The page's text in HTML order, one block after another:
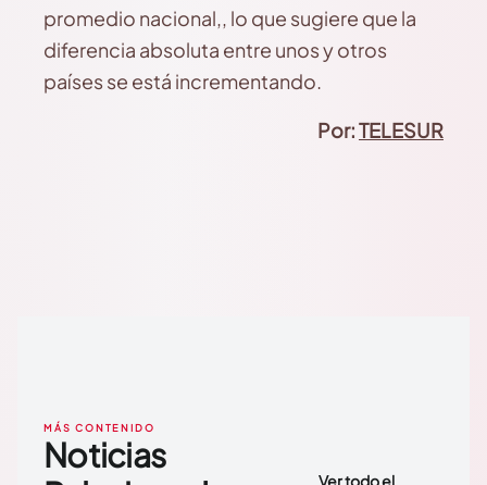
promedio nacional,, lo que sugiere que la
diferencia absoluta entre unos y otros
países se está incrementando.
Por:TELESUR
MÁS CONTENIDO
Noticias
Ver todo el